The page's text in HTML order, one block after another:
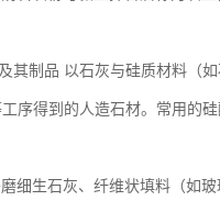
其制品 以石灰与硅质材料（
序得到的人造石材。常用的
细生石灰、纤维状填料（如